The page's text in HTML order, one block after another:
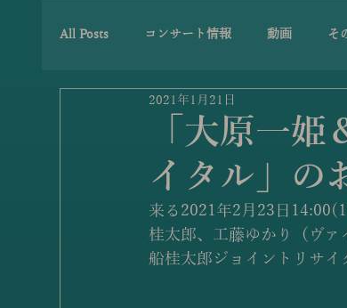
All Posts コンサート情報 動画 そ
「大原一
イタル」の
2021年1月21日
来る2021年2月23日
桂太郎、工藤ゆかり（ヴ
船桂太郎ジョイントリサイ